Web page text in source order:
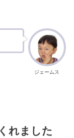
ジェームス
れました